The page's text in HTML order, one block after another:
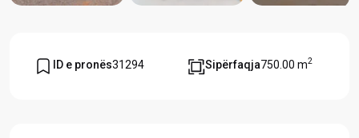
ID e pronës31294 Sipërfaqja750.00 m2